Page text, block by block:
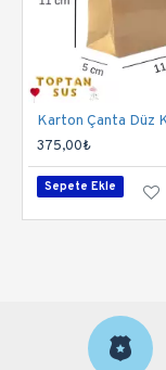
375,00₺
Sepete Ekle